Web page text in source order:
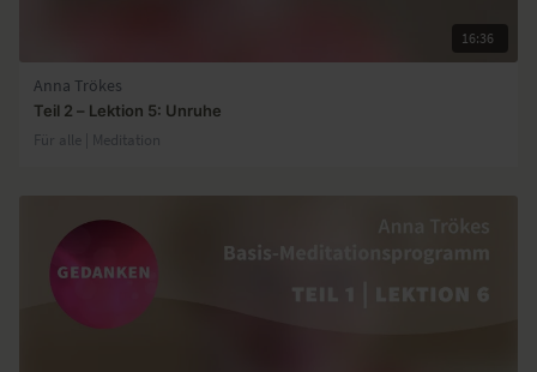
16:36
Anna Trökes
Teil 2 – Lektion 5: Unruhe
Für alle | Meditation